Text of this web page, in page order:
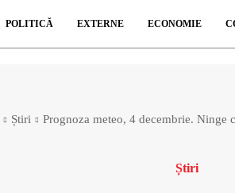
POLITICĂ EXTERNE ECONOMIE
Știri Prognoza meteo, 4 decembrie. Ninge
Știri